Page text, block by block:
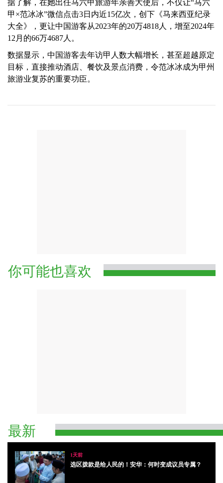
据了解，在她出任马六甲旅游年亲善大使后，不仅让“马六
甲×范冰冰”微信点击3日内近15亿次，创下《马来西亚纪录
大全》，更让中国游客从2023年的20万4818人，增至2024年
12月的66万4687人。
数据显示，中国游客去年访甲人数大幅增长，甚至超越原定
目标，直接推动酒店、餐饮及景点消费，令范冰冰成为甲州
旅游业复苏的重要功臣。
你可能也喜欢
最新
1天前
选区拨款是给人民的！安华：何时变成议员专属？